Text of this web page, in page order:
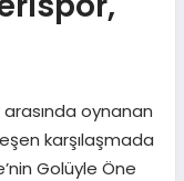
oynanan
karşılaşmada
Golüyle Öne